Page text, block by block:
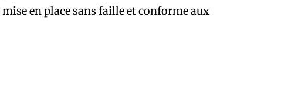
en place sans faille et conforme aux